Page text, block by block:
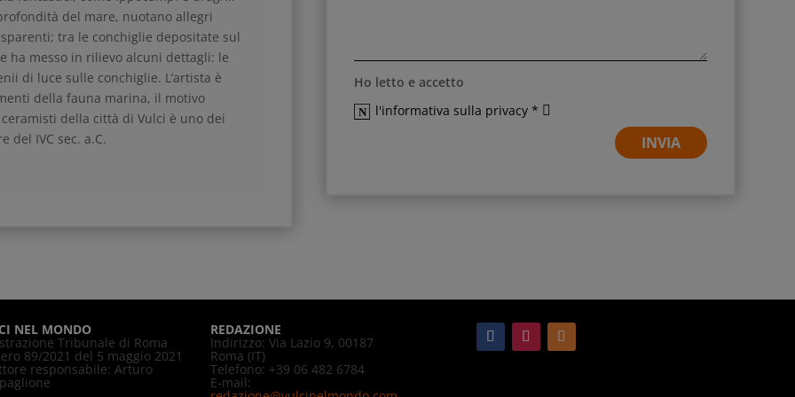
del mare, nuotano allegri
tra le conchiglie depositate sul
ha messo in rilievo alcuni dettagli: le
di luce sulle conchiglie. L’artista è
della fauna marina, il motivo
della città di Vulci è uno dei
IVC sec. a.C.
Ho letto e accetto
l'informativa sulla privacy *
INVIA
NEL MONDO
Tribunale di Roma
89/2021 del 5 maggio 2021
responsabile: Arturo
REDAZIONE
Indirizzo: Via Lazio 9, 00187
Roma (IT)
Telefono: +39 06 482 6784
E-mail: